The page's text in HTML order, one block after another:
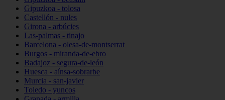
Gipuzkoa - tolosa
Castellón - nules
Girona - arbúcies
Las-palmas - tinajo
Barcelona - olesa-de-montserrat
Burgos - miranda-de-ebro
Badajoz - segura-de-león
Huesca - aínsa-sobrarbe
Murcia - san-javier
Toledo - yuncos